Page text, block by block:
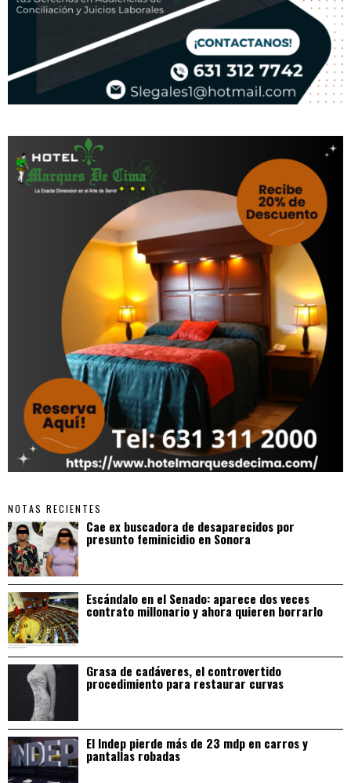
NOTAS RECIENTES
Cae ex buscadora de desaparecidos por
presunto feminicidio en Sonora
Escándalo en el Senado: aparece dos veces
contrato millonario y ahora quieren borrarlo
Grasa de cadáveres, el controvertido
procedimiento para restaurar curvas
El Indep pierde más de 23 mdp en carros y
pantallas robadas